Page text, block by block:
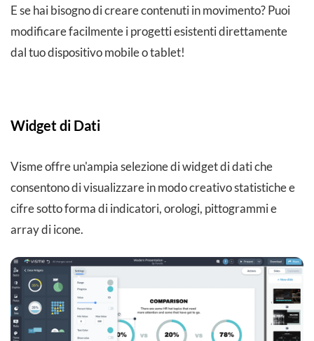
E se hai bisogno di creare contenuti in movimento? Puoi
modificare facilmente i progetti esistenti direttamente
dal tuo dispositivo mobile o tablet!
Widget di Dati
Visme offre un'ampia selezione di widget di dati che
consentono di visualizzare in modo creativo statistiche e
cifre sotto forma di indicatori, orologi, pittogrammi e
array di icone.